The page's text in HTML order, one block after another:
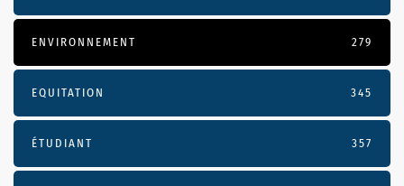
ENVIRONNEMENT 279
EQUITATION 345
ÉTUDIANT 357